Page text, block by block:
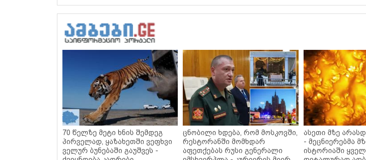
70 წელზე მეტი ხნის შემდეგ
პირველად, ყაზახეთში ვეფხვი
ველურ ბუნებაში გაუშვეს -
ცნობილი ხდება, რომ მოსკოვში,
რესტორანში მომხდარ
აფეთქებას რუსი გენერალი
ასეთი მზე
- მეცნიერებმა
ისტორიაში